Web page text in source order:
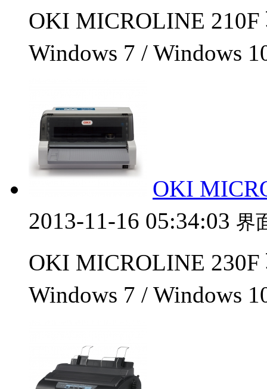
OKI MICROLINE
Windows 7 / Windows
OKI
2013-11-16 05:34:03 界
OKI MICROLINE
Windows 7 / Windows